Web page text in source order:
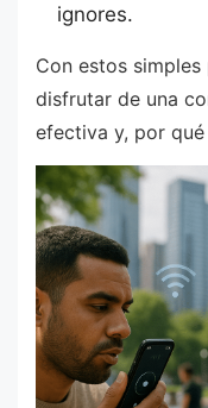
ignores.
Con estos
disfrutar de una
efectiva y, por